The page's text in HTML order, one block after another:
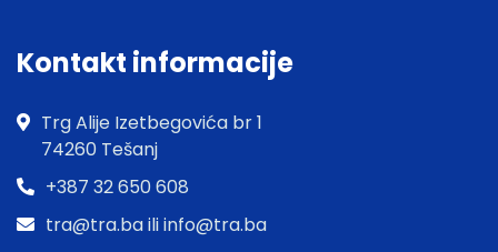
Kontakt informacije
Trg Alije Izetbegovića br 1
74260 Tešanj
+387 32 650 608
tra@tra.ba ili info@tra.ba